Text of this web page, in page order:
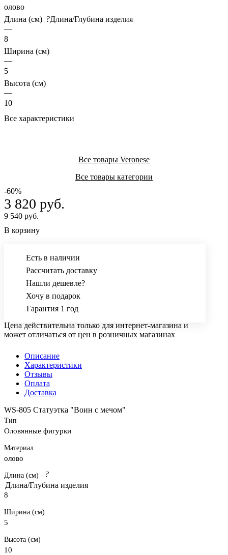
олово
Длина (см) ?Длина/Глубина изделия
—
8
Ширина (см)
—
5
Высота (см)
—
10
Все характеристики
Все товары Veronese
Все товары категории
-60%
3 820 руб.
9 540 руб.
В корзину
Есть в наличии
Рассчитать доставку
Нашли дешевле?
Хочу в подарок
Гарантия 1 год
Цена действительна только для интернет-магазина и
может отличаться от цен в розничных магазинах
Описание
Характеристики
Отзывы
Оплата
Доставка
WS-805 Статуэтка "Воин с мечом"
Тип
Оловянные фигурки
Материал
олово
Длина (см)
?
Длина/Глубина изделия
8
Ширина (см)
5
Высота (см)
10